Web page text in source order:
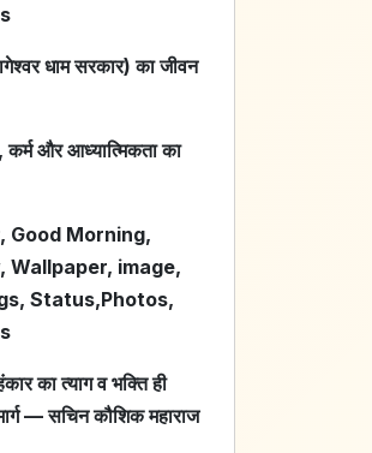
धाम सरकार) का जीवन
कर्म और आध्यात्मिकता का
Good Morning,
Wallpaper, image,
Status,Photos,
का त्याग व भक्ति ही
— सचिन कौशिक महाराज